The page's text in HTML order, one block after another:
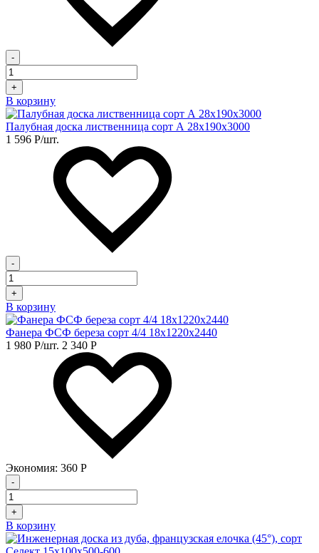
-
+
В корзину
Палубная доска лиственница сорт А 28х190х3000
1 596 Р/шт.
-
+
В корзину
Фанера ФСФ береза сорт 4/4 18х1220х2440
1 980 Р/шт. 2 340 Р
Экономия: 360 Р
-
+
В корзину